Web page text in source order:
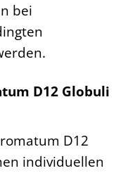
bei
D12 Globuli
D12
individuellen